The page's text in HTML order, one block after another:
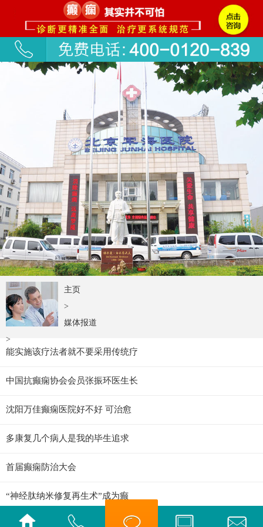
主页
>
媒体报道
>
能实施该疗法者就不要采用传统疗
中国抗癫痫协会会员张振环医生长
沈阳万佳癫痫医院好不好 可治愈
多康复几个病人是我的毕生追求
首届癫痫防治大会
“神经肽纳米修复再生术”成为癫